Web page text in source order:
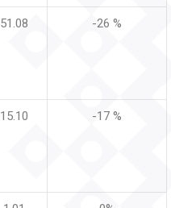
51.08 -26 %
15.10 -17 %